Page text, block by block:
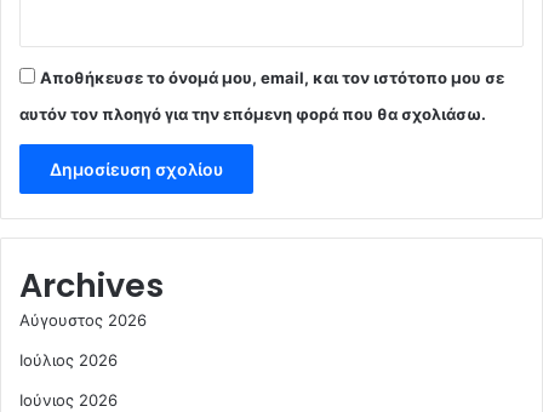
Αποθήκευσε το όνομά μου, email, και τον ιστότοπο μου σε
αυτόν τον πλοηγό για την επόμενη φορά που θα σχολιάσω.
Archives
Αύγουστος 2026
Ιούλιος 2026
Ιούνιος 2026